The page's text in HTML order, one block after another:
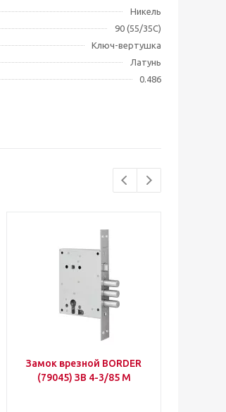
Никель
90 (55/35C)
Ключ-вертушка
Латунь
0.486
Замок врезной BORDER
(79045) ЗВ 4-3/85 М